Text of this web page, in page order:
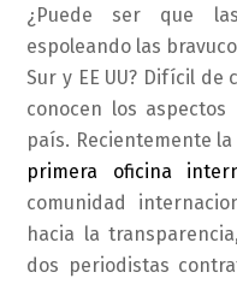
¿Puede ser que
espoleando las
Sur y EE UU? Difícil
conocen los
país. Recientemente
primera oficina
comunidad
hacia la
dos periodistas